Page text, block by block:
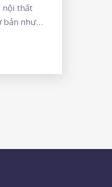
nội thất
bản như
tạo để